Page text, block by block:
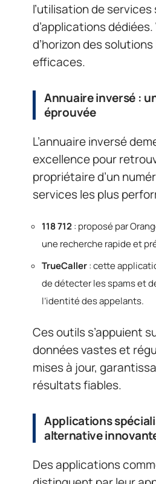
l’utilisation de
d’applications
d’horizon des
efficaces.
Annuaire inversé :
éprouvée
L’annuaire inversé
excellence pour
propriétaire d’un
services les plus
118 712: proposé par
une recherche rapide et
TrueCaller: cette
de détecter les spams et
l’identité des appelants.
Ces outils s’appuient
données vastes et
mises à jour,
résultats fiables.
Applications
alternative
Des applications